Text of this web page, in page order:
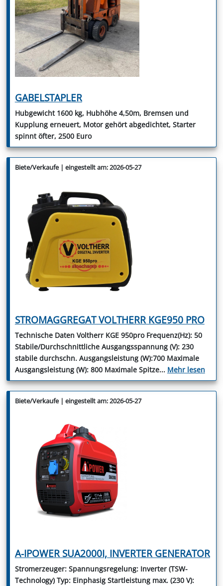
GABELSTAPLER
Hubgewicht 1600 kg, Hubhöhe 4,50m, Bremsen und
Kupplung erneuert, Motor gehört abgedichtet, Starter
spinnt öfter, 2500 Euro
Biete/Verkaufe | eingestellt am: 2026-05-27
STROMAGGREGAT VOLTHERR KGE950 PRO
Technische Daten Voltherr KGE 950pro Frequenz(Hz): 50
Stabile/Durchschnittliche Ausgangsspannung (V): 230
stabile durchschn. Ausgangsleistung (W):700 Maximale
Ausgangsleistung (W): 800 Maximale Spitze... Mehr lesen
Biete/Verkaufe | eingestellt am: 2026-05-27
A-IPOWER SUA2000I, INVERTER GENERATOR
Stromerzeuger: Spannungsregelung: Inverter (TSW-
Technology) Typ: Einphasig Startleistung max. (230 V):